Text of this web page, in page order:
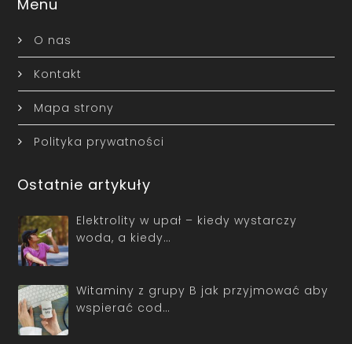
Menu
O nas
Kontakt
Mapa strony
Polityka prywatności
Ostatnie artykuły
Elektrolity w upał – kiedy wystarczy
woda, a kiedy…
Witaminy z grupy B jak przyjmować aby
wspierać cod…